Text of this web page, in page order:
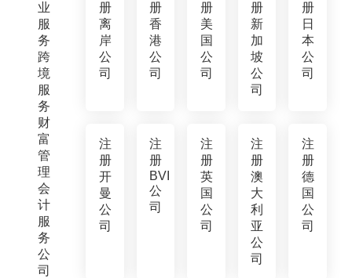
业
服
务
跨
境
服
务
财
富
管
理
会
计
服
务
公
司
册
离
岸
公
司
册
香
港
公
司
册
美
国
公
司
册
新
加
坡
公
司
册
日
本
公
司
注
册
开
曼
公
司
注
册
BVI
公
司
注
册
英
国
公
司
注
册
澳
大
利
亚
公
司
注
册
德
国
公
司